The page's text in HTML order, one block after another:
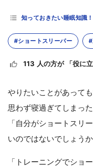
知っておきたい睡眠知識！
#ショートスリーパー
113 人の方が 「役に
やりたいことがあって
思わず寝過ぎてしまった
「自分がショートスリ
いのではないでしょうか
「トレーニングでショ